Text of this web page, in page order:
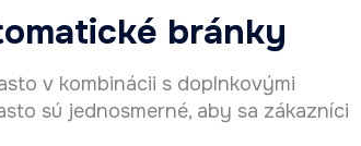
bránky
v kombinácii s doplnkovými
sú jednosmerné, aby sa zákazníci